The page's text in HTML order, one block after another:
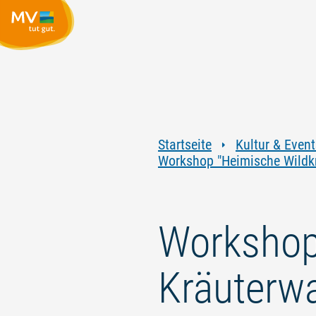
Startseite Kultur &
Workshop "Heimische